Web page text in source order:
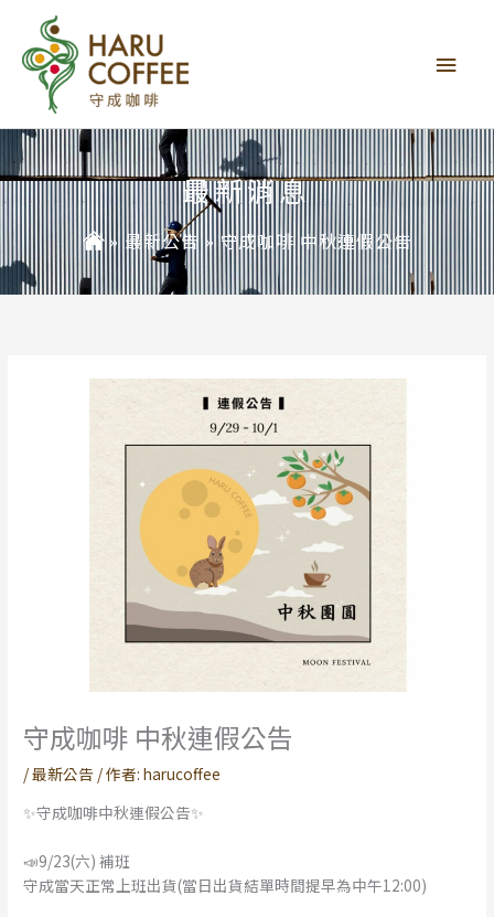
要
單
最新消息
» 最新公告 » 守成咖啡 中秋連假公告
守成咖啡 中秋連假公告
/最新公告 / 作者:harucoffee
✨守成咖啡中秋連假公告✨
📣9/23(六) 補班
守成當天正常上班出貨(當日出貨結單時間提早為中午12:00)